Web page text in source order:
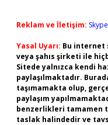
Reklam ve İletişim:
Yasal Uyarı: Bu internet
veya şahıs şirketi ile
Sitede yalnızca kendi
paylaşılmaktadır.
taşımamakta olup,
paylaşım
benzerlikleri tamamen
taslak halindedir ve